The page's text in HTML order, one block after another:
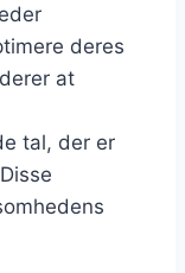
deres
at
tal, der er